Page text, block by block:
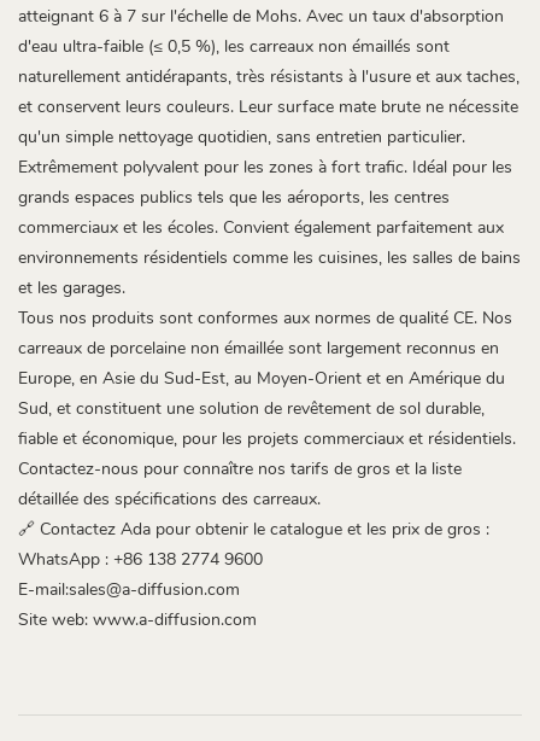
atteignant 6 à 7 sur l'échelle de Mohs. Avec un taux d'absorption
d'eau ultra-faible (≤ 0,5 %), les carreaux non émaillés sont
naturellement antidérapants, très résistants à l'usure et aux taches,
et conservent leurs couleurs. Leur surface mate brute ne nécessite
qu'un simple nettoyage quotidien, sans entretien particulier.
Extrêmement polyvalent pour les zones à fort trafic. Idéal pour les
grands espaces publics tels que les aéroports, les centres
commerciaux et les écoles. Convient également parfaitement aux
environnements résidentiels comme les cuisines, les salles de bains
et les garages.
Tous nos produits sont conformes aux normes de qualité CE. Nos
carreaux de porcelaine non émaillée sont largement reconnus en
Europe, en Asie du Sud-Est, au Moyen-Orient et en Amérique du
Sud, et constituent une solution de revêtement de sol durable,
fiable et économique, pour les projets commerciaux et résidentiels.
Contactez-nous pour connaître nos tarifs de gros et la liste
détaillée des spécifications des carreaux.
🔗 Contactez Ada pour obtenir le catalogue et les prix de gros :
WhatsApp : +86 138 2774 9600
E-mail:sales@a-diffusion.com
Site web: www.a-diffusion.com